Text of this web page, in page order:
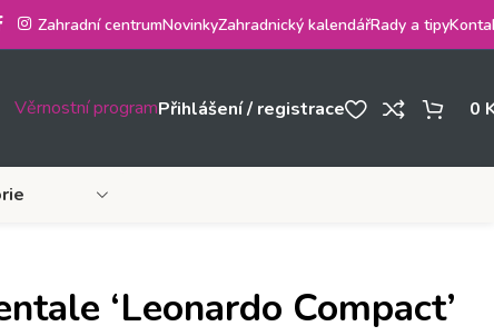
Zahradní centrumNovinkyZahradnický kalendářRady a tipy
Věrnostní programPřihlášení / registrace 0
‘Leonardo Compact’